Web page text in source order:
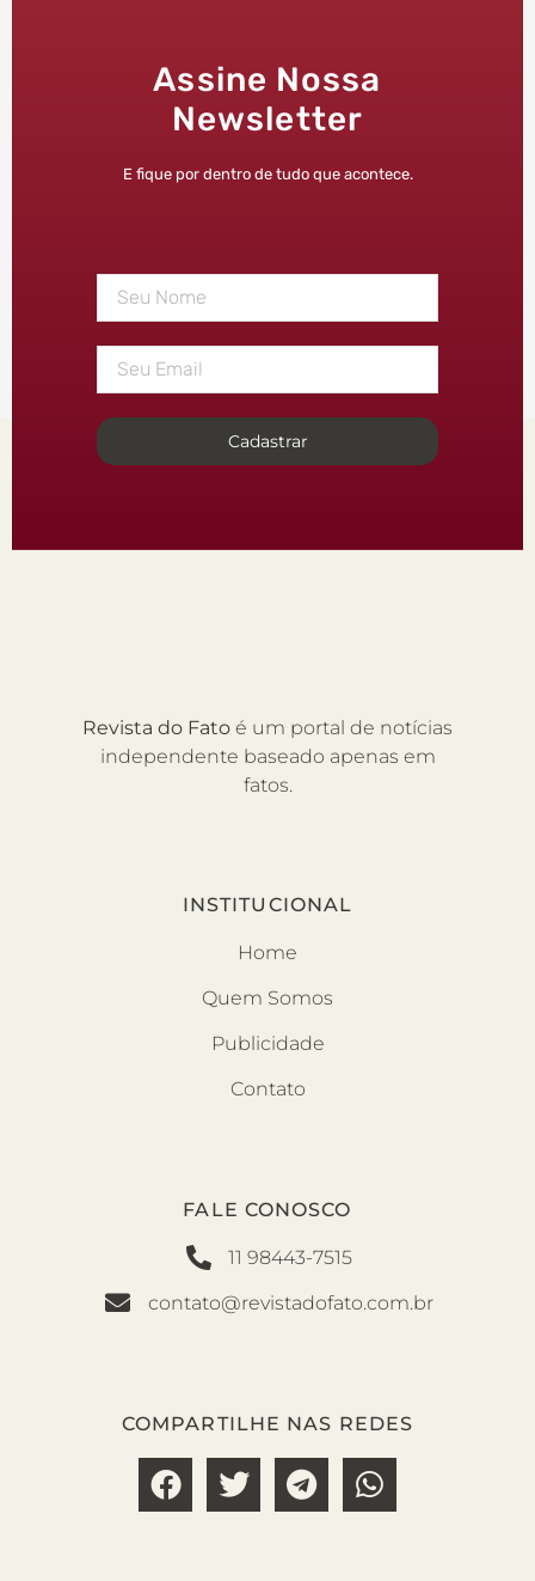
Assine Nossa
Newsletter
E fique por dentro de tudo que acontece.
Cadastrar
Revista do Fato é um portal de notícias
independente baseado apenas em
fatos.
INSTITUCIONAL
Home
Quem Somos
Publicidade
Contato
FALE CONOSCO
11 98443-7515
contato@revistadofato.com.br
COMPARTILHE NAS REDES